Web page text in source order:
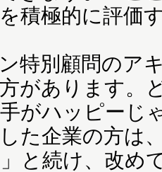
積極的に評価
特別顧問のア
があります。
がハッピーじ
た企業の方は
と続け、改め